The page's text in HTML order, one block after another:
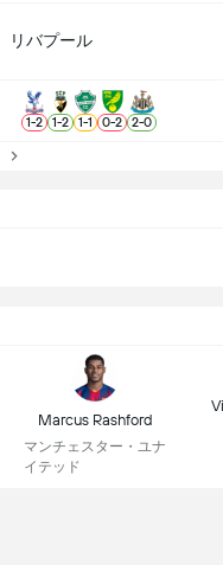
リバプール
1-2 1-2 1-1 0-2 2-0
Marcus Rashford
マンチェスター・ユナ
イテッド